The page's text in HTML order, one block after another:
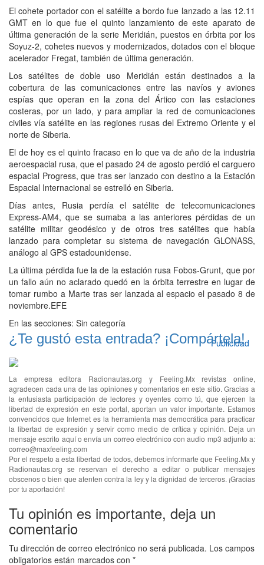
El cohete portador con el satélite a bordo fue lanzado a las 12.11
GMT en lo que fue el quinto lanzamiento de este aparato de
última generación de la serie Meridián, puestos en órbita por los
Soyuz-2, cohetes nuevos y modernizados, dotados con el bloque
acelerador Fregat, también de última generación.
Los satélites de doble uso Meridián están destinados a la
cobertura de las comunicaciones entre las navíos y aviones
espías que operan en la zona del Ártico con las estaciones
costeras, por un lado, y para ampliar la red de comunicaciones
civiles vía satélite en las regiones rusas del Extremo Oriente y el
norte de Siberia.
El de hoy es el quinto fracaso en lo que va de año de la industria
aeroespacial rusa, que el pasado 24 de agosto perdió el carguero
espacial Progress, que tras ser lanzado con destino a la Estación
Espacial Internacional se estrelló en Siberia.
Días antes, Rusia perdía el satélite de telecomunicaciones
Express-AM4, que se sumaba a las anteriores pérdidas de un
satélite militar geodésico y de otros tres satélites que había
lanzado para completar su sistema de navegación GLONASS,
análogo al GPS estadounidense.
La última pérdida fue la de la estación rusa Fobos-Grunt, que por
un fallo aún no aclarado quedó en la órbita terrestre en lugar de
tomar rumbo a Marte tras ser lanzada al espacio el pasado 8 de
noviembre.EFE
En las secciones: Sin categoría
¿Te gustó esta entrada? ¡Compártela!
Publicidad
La empresa editora Radionautas.org y Feeling.Mx revistas online,
agradecen cada una de las opiniones y comentarios en este sitio. Gracias a
la entusiasta participación de lectores y oyentes como tú, que ejercen la
libertad de expresión en este portal, aportan un valor importante. Estamos
convencidos que Internet es la herramienta mas democrática para practicar
la libertad de expresión y servir como medio de crítica y opinión. Deja un
mensaje escrito aquí o envía un correo electrónico con audio mp3 adjunto a:
correo@maxfeeling.com
Por el respeto a esta libertad de todos, debemos informarte que Feeling.Mx y
Radionautas.org se reservan el derecho a editar o publicar mensajes
obscenos o bien que atenten contra la ley y la dignidad de terceros. ¡Gracias
por tu aportación!
Tu opinión es importante, deja un
comentario
Tu dirección de correo electrónico no será publicada. Los campos
obligatorios están marcados con *